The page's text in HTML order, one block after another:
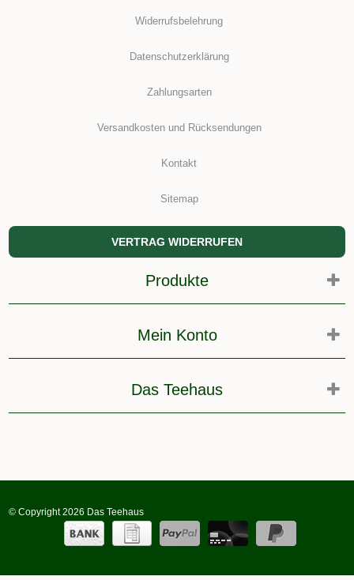
Widerrufsbelehrung
Datenschutzerklärung
Zahlungsarten
Versandkosten und Rücksendungen
Kontakt
Sitemap
VERTRAG WIDERRUFEN
Produkte
Mein Konto
Das Teehaus
© Copyright 2026 Das Teehaus